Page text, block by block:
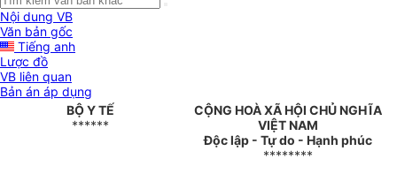
Nội dung VB
Văn bản gốc
Tiếng anh
Lược đồ
VB liên quan
Bản án áp dụng
BỘ Y TẾ
******
CỘNG HOÀ XÃ HỘI CHỦ NGHĨA
VIỆT NAM
Độc lập - Tự do - Hạnh phúc
********